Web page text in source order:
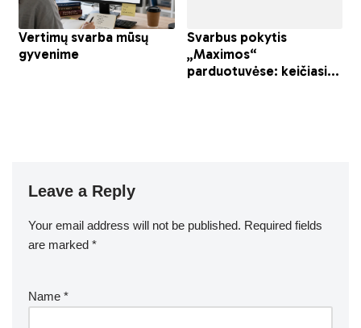
Leave a Reply
Your email address will not be published. Required fields
are marked *
Name *